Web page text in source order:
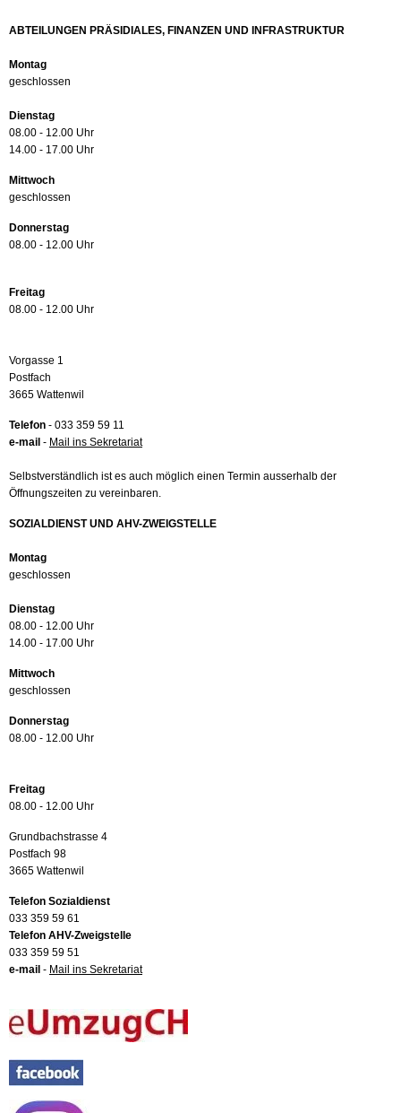
ABTEILUNGEN PRÄSIDIALES, FINANZEN UND INFRASTRUKTUR
Montag
geschlossen
Dienstag
08.00 - 12.00 Uhr
14.00 - 17.00 Uhr
Mittwoch
geschlossen
Donnerstag
08.00 - 12.00 Uhr
Freitag
08.00 - 12.00 Uhr
Vorgasse 1
Postfach
3665 Wattenwil
Telefon - 033 359 59 11
e-mail - Mail ins Sekretariat
Selbstverständlich ist es auch möglich einen Termin ausserhalb der
Öffnungszeiten zu vereinbaren.
SOZIALDIENST UND AHV-ZWEIGSTELLE
Montag
geschlossen
Dienstag
08.00 - 12.00 Uhr
14.00 - 17.00 Uhr
Mittwoch
geschlossen
Donnerstag
08.00 - 12.00 Uhr
Freitag
08.00 - 12.00 Uhr
Grundbachstrasse 4
Postfach 98
3665 Wattenwil
Telefon Sozialdienst
033 359 59 61
Telefon AHV-Zweigstelle
033 359 59 51
e-mail - Mail ins Sekretariat